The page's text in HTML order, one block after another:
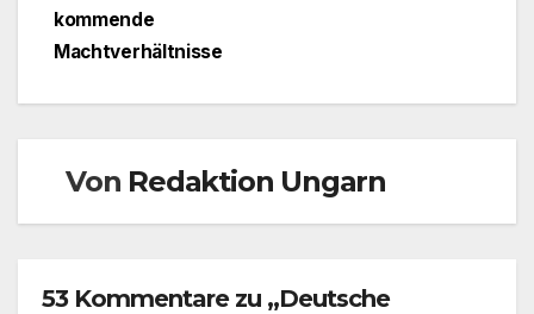
kommende
Machtverhältnisse
Von Redaktion Ungarn
53 Kommentare zu „Deutsche